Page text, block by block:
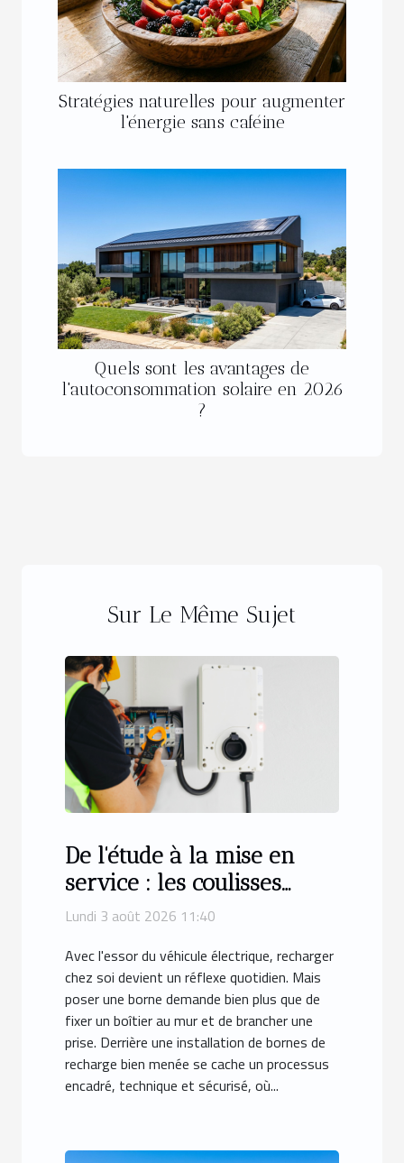
Stratégies naturelles pour augmenter
l'énergie sans caféine
Quels sont les avantages de
l'autoconsommation solaire en 2026
?
Sur Le Même Sujet
De l'étude à la mise en
service : les coulisses
d'une installation de
Montpellier
Lundi 3 août 2026 11:40
Avec l'essor du véhicule électrique, recharger
chez soi devient un réflexe quotidien. Mais
poser une borne demande bien plus que de
fixer un boîtier au mur et de brancher une
prise. Derrière une installation de bornes de
recharge bien menée se cache un processus
encadré, technique et sécurisé, où...